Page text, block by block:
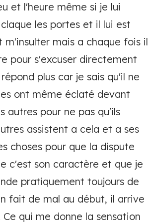
et l'heure même si je lui
les portes et il lui est
m'insulter mais a chaque fois il
pour s'excuser directement
plus car je sais qu'il ne
ont même éclaté devant
autres pour ne pas qu'ils
assistent a cela et a ses
choses pour que la dispute
c'est son caractère et que je
pratiquement toujours de
fait de mal au début, il arrive
qui me donne la sensation